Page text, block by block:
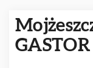
GASTOR